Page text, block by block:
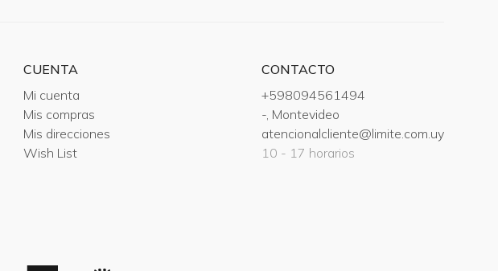
CUENTA
Mi cuenta
Mis compras
Mis direcciones
Wish List
CONTACTO
+598094561494
-, Montevideo
atencionalcliente@limite.com.uy
10 - 17 horarios